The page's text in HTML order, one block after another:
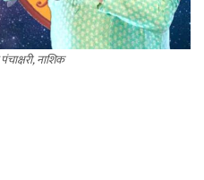
नाशिक